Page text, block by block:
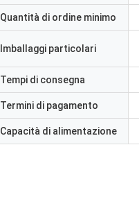
Quantità di ordine minimo
Imballaggi particolari
Tempi di consegna
Termini di pagamento
Capacità di alimentazione